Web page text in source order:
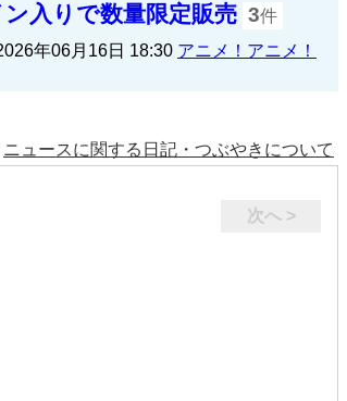
入りで数量限定販売 3件
年06月16日 18:30 アニメ！アニメ！
ニュースに関する日記・つぶやきについて
次へ >